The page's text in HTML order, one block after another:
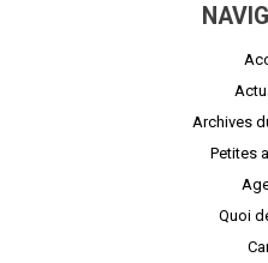
Archives
Petites
Quoi